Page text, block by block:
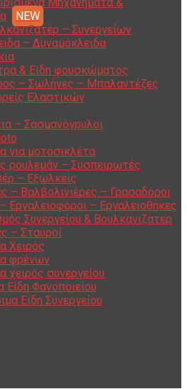
– Συνεργείων
– Δυναμόκλειδα
& Είδη φουσκώματος
– Σωλήνες – Μπαλαντέζες
Ελαστικών
– Σασμανόγρυλοι
για μοτοσικλέτα
ρουλεμάν – Συσπειρωτές
– Εξωλκείς
– Βαλβολινιέρες – Γρασαδόροι
Εργαλειοφόροι – Εργαλειοθήκες
Συνεργείου & Βουλκανιζατερ
– Σταυροί
Χειρός
φρένων
χειρός συνεργείου
Είδη Φανοποιείου
Είδη Συνεργείου